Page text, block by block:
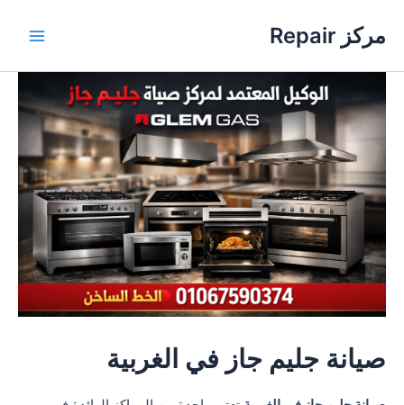
المحتوى
مركز Repair
صيانة جليم جاز في الغربية